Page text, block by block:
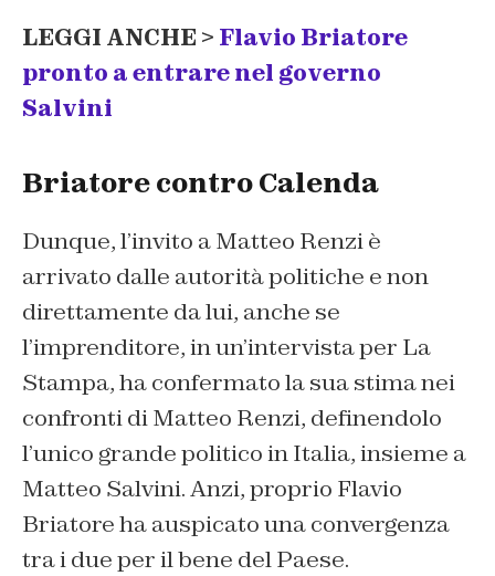
LEGGI ANCHE > Flavio Briatore
pronto a entrare nel governo
Salvini
Briatore contro Calenda
Dunque, l’invito a Matteo Renzi è
arrivato dalle autorità politiche e non
direttamente da lui, anche se
l’imprenditore, in un’intervista per La
Stampa, ha confermato la sua stima nei
confronti di Matteo Renzi, definendolo
l’unico grande politico in Italia, insieme a
Matteo Salvini. Anzi, proprio Flavio
Briatore ha auspicato una convergenza
tra i due per il bene del Paese.